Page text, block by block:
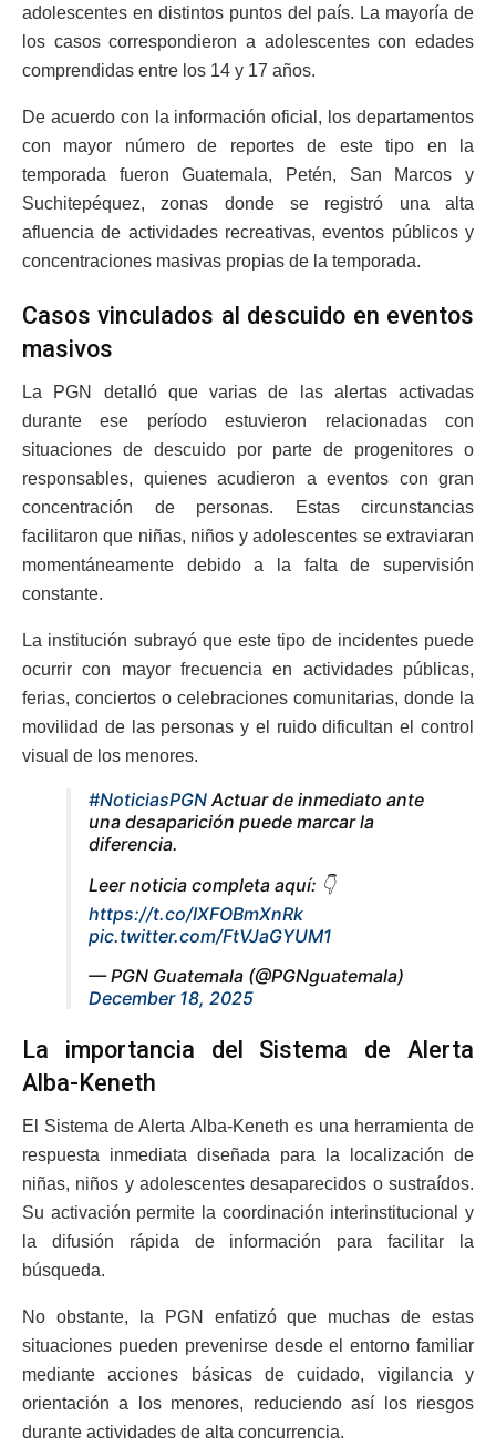
adolescentes en distintos puntos del país. La mayoría de
los casos correspondieron a adolescentes con edades
comprendidas entre los 14 y 17 años.
De acuerdo con la información oficial, los departamentos
con mayor número de reportes de este tipo en la
temporada fueron Guatemala, Petén, San Marcos y
Suchitepéquez, zonas donde se registró una alta
afluencia de actividades recreativas, eventos públicos y
concentraciones masivas propias de la temporada.
Casos vinculados al descuido en eventos
masivos
La PGN detalló que varias de las alertas activadas
durante ese período estuvieron relacionadas con
situaciones de descuido por parte de progenitores o
responsables, quienes acudieron a eventos con gran
concentración de personas. Estas circunstancias
facilitaron que niñas, niños y adolescentes se extraviaran
momentáneamente debido a la falta de supervisión
constante.
La institución subrayó que este tipo de incidentes puede
ocurrir con mayor frecuencia en actividades públicas,
ferias, conciertos o celebraciones comunitarias, donde la
movilidad de las personas y el ruido dificultan el control
visual de los menores.
#NoticiasPGNActuar de inmediato ante
una desaparición puede marcar la
diferencia.
Leer noticia completa aquí: 👇
https://t.co/IXFOBmXnRk
pic.twitter.com/FtVJaGYUM1
— PGN Guatemala (@PGNguatemala)
December 18, 2025
La importancia del Sistema de Alerta
Alba-Keneth
El Sistema de Alerta Alba-Keneth es una herramienta de
respuesta inmediata diseñada para la localización de
niñas, niños y adolescentes desaparecidos o sustraídos.
Su activación permite la coordinación interinstitucional y
la difusión rápida de información para facilitar la
búsqueda.
No obstante, la PGN enfatizó que muchas de estas
situaciones pueden prevenirse desde el entorno familiar
mediante acciones básicas de cuidado, vigilancia y
orientación a los menores, reduciendo así los riesgos
durante actividades de alta concurrencia.